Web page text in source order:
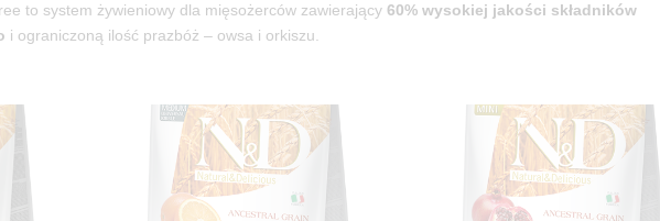
to system żywieniowy dla mięsożerców zawierający60% wysokiej jakości składników
i ograniczoną ilość prazbóż – owsa i orkiszu.